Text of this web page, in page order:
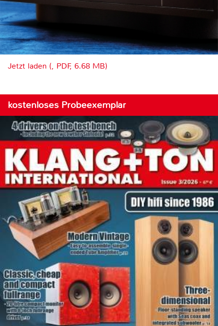
Jetzt laden (, PDF, 6.68 MB)
kostenloses Probeexemplar